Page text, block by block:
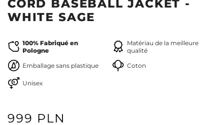
CORD BASEBALL JACKET -
WHITE SAGE
100% Fabriqué en
Pologne
Matériau de la meilleure
qualité
Emballage sans plastique
Coton
Unisex
999 PLN